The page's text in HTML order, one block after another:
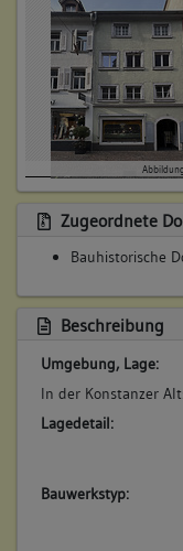
Zugeordnete
Bauhistorische
Beschreibung
Umgebung, Lage:
In der Konstanzer
Lagedetail:
Bauwerkstyp: